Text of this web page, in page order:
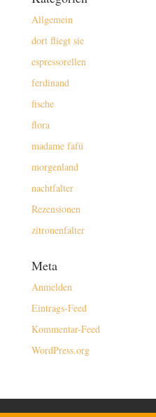
Allgemein
dort fliegt sie
espressorellen
ferdinand
fische
flora
madame fafü
morgenland
nachtfalter
Rezensionen
zitronenfalter
Meta
Anmelden
Eintrags-Feed
Kommentar-Feed
WordPress.org